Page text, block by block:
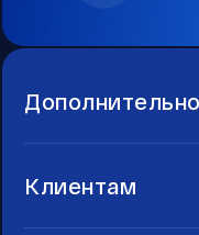
Дополнительно
Клиентам